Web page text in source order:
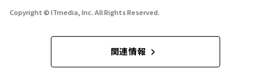
Copyright © ITmedia, Inc. All Rights Reserved.
関連情報